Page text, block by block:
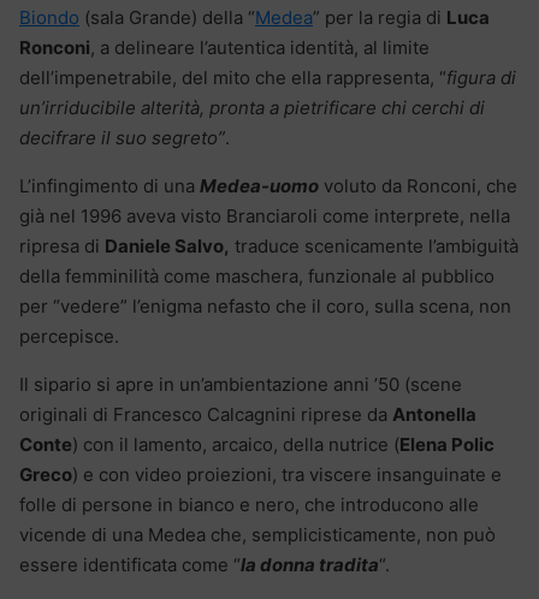
Biondo (sala Grande) della “Medea” per la regia di Luca
Ronconi, a delineare l’autentica identità, al limite
dell’impenetrabile, del mito che ella rappresenta, “figura di
un’irriducibile alterità, pronta a pietrificare chi cerchi di
decifrare il suo segreto”.
L’infingimento di una Medea-uomo voluto da Ronconi, che
già nel 1996 aveva visto Branciaroli come interprete, nella
ripresa di Daniele Salvo, traduce scenicamente l’ambiguità
della femminilità come maschera, funzionale al pubblico
per “vedere” l’enigma nefasto che il coro, sulla scena, non
percepisce.
Il sipario si apre in un’ambientazione anni ’50 (scene
originali di Francesco Calcagnini riprese da Antonella
Conte) con il lamento, arcaico, della nutrice (Elena Polic
Greco) e con video proiezioni, tra viscere insanguinate e
folle di persone in bianco e nero, che introducono alle
vicende di una Medea che, semplicisticamente, non può
essere identificata come “la donna tradita“.